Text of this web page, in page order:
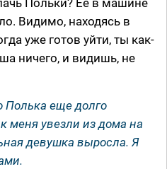
Польки? Её в машине
Видимо, находясь в
уже готов уйти, ты как-
ничего, и видишь, не
Полька еще долго
меня увезли из дома на
девушка выросла. Я